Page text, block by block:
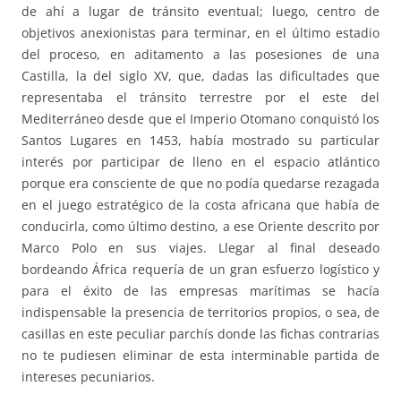
de ahí a lugar de tránsito eventual; luego, centro de
objetivos anexionistas para terminar, en el último estadio
del proceso, en aditamento a las posesiones de una
Castilla, la del siglo XV, que, dadas las dificultades que
representaba el tránsito terrestre por el este del
Mediterráneo desde que el Imperio Otomano conquistó los
Santos Lugares en 1453, había mostrado su particular
interés por participar de lleno en el espacio atlántico
porque era consciente de que no podía quedarse rezagada
en el juego estratégico de la costa africana que había de
conducirla, como último destino, a ese Oriente descrito por
Marco Polo en sus viajes. Llegar al final deseado
bordeando África requería de un gran esfuerzo logístico y
para el éxito de las empresas marítimas se hacía
indispensable la presencia de territorios propios, o sea, de
casillas en este peculiar parchís donde las fichas contrarias
no te pudiesen eliminar de esta interminable partida de
intereses pecuniarios.